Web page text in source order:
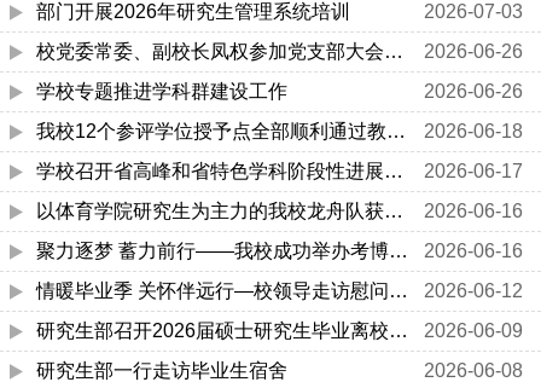
部门开展2026年研究生管理系统培训
2026-07-03
校党委常委、副校长凤权参加党支部大会并讲授专题党课
2026-06-26
学校专题推进学科群建设工作
2026-06-26
我校12个参评学位授予点全部顺利通过教育部合格评估
2026-06-18
学校召开省高峰和省特色学科阶段性进展汇报会
2026-06-17
以体育学院研究生为主力的我校龙舟队获长三角高校龙舟邀请赛季军
2026-06-16
聚力逐梦 蓄力前行——我校成功举办考博考公考编系列宣讲动员会
2026-06-16
情暖毕业季 关怀伴远行—校领导走访慰问应届毕业研究生
2026-06-12
研究生部召开2026届硕士研究生毕业离校重点工作布置会
2026-06-09
研究生部一行走访毕业生宿舍
2026-06-08